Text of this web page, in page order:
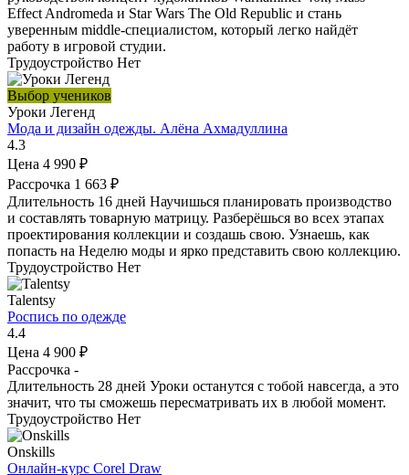
Effect Andromeda и Star Wars The Old Republic и стань
уверенным middle-специалистом, который легко найдёт
работу в игровой студии.
Трудоустройство Нет
Выбор учеников
Уроки Легенд
Мода и дизайн одежды. Алёна Ахмадуллина
4.3
Цена 4 990 ₽
Рассрочка 1 663 ₽
Длительность 16 дней Научишься планировать производство
и составлять товарную матрицу. Разберёшься во всех этапах
проектирования коллекции и создашь свою. Узнаешь, как
попасть на Неделю моды и ярко представить свою коллекцию.
Трудоустройство Нет
Talentsy
Роспись по одежде
4.4
Цена 4 900 ₽
Рассрочка -
Длительность 28 дней Уроки останутся с тобой навсегда, а это
значит, что ты сможешь пересматривать их в любой момент.
Трудоустройство Нет
Onskills
Онлайн-курс Corel Draw